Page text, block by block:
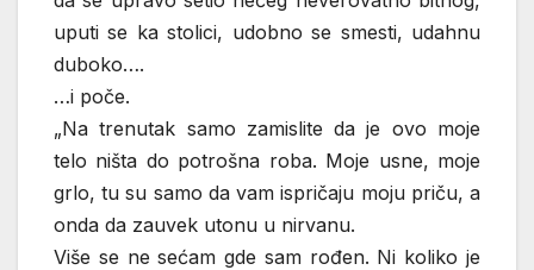
uputi se ka stolici, udobno se smesti, udahnu
duboko….
…i poče.
„Na trenutak samo zamislite da je ovo moje
telo ništa do potrošna roba. Moje usne, moje
grlo, tu su samo da vam ispričaju moju priču, a
onda da zauvek utonu u nirvanu.
Više se ne sećam gde sam rođen. Ni koliko je